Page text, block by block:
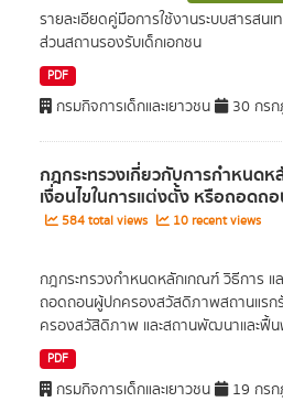
รายละเอียดคู่มือการใช้งานระบบสารสน
ส่วนสถานรองรับเด็กเอกชน
PDF
กรมกิจการเด็กและเยาวชน 30 กรก
กฎกระทรวงเกี่ยวกับการกำหนด
เงื่อนไขในการแต่งตั้ง หรือถอด
584 total views 10 recent views
กฎกระทรวงกำหนดหลัักเกณฑ์ วิธีการ แ
ถอดถอนผู้ปกครองสวัสดิภาพสถานแรก
ครองสวัสิดิภาพ และสถานพัฒนาและฟื้
PDF
กรมกิจการเด็กและเยาวชน 19 กรก